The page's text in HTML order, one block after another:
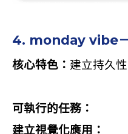
4. monday vibe－
核心特色： 建立持久
可執行的任務：
建立視覺化應用：